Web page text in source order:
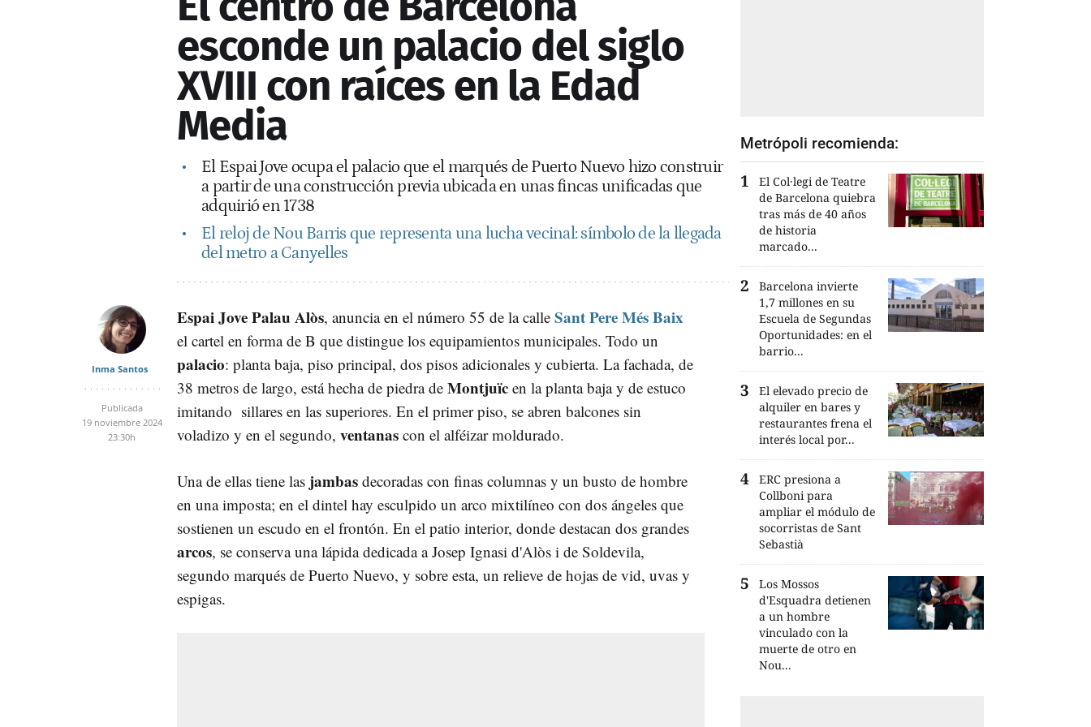
esconde un palacio del siglo
XVIII con raíces en la Edad
Media
El Espai Jove ocupa el palacio que el marqués de Puerto Nuevo hizo construir
a partir de una construcción previa ubicada en unas fincas unificadas que
adquirió en 1738
El reloj de Nou Barris que representa una lucha vecinal: símbolo de la llegada
del metro a Canyelles
Inma Santos
Publicada
19 noviembre 2024
23:30h
Espai Jove Palau Alòs, anuncia en el número 55 de la calle Sant Pere Més Baix
el cartel en forma de B que distingue los equipamientos municipales. Todo un
palacio: planta baja, piso principal, dos pisos adicionales y cubierta. La fachada, de
38 metros de largo, está hecha de piedra de Montjuïc en la planta baja y de estuco
imitando sillares en las superiores. En el primer piso, se abren balcones sin
voladizo y en el segundo, ventanas con el alféizar moldurado.
Una de ellas tiene las jambas decoradas con finas columnas y un busto de hombre
en una imposta; en el dintel hay esculpido un arco mixtilíneo con dos ángeles que
sostienen un escudo en el frontón. En el patio interior, donde destacan dos grandes
arcos, se conserva una lápida dedicada a Josep Ignasi d'Alòs i de Soldevila,
segundo marqués de Puerto Nuevo, y sobre esta, un relieve de hojas de vid, uvas y
espigas.
Metrópoli recomienda:
El Col·legi de Teatre
de Barcelona quiebra
tras más de 40 años
de historia
marcado...
Barcelona invierte
1,7 millones en su
Escuela de Segundas
Oportunidades: en el
barrio...
El elevado precio de
alquiler en bares y
restaurantes frena el
interés local por...
ERC presiona a
Collboni para
ampliar el módulo de
socorristas de Sant
Sebastià
Los Mossos
d'Esquadra detienen
a un hombre
vinculado con la
muerte de otro en
Nou...